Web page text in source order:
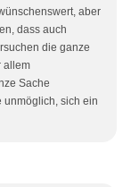
aber
dass auch
die ganze
allem
Sache
unmöglich, sich ein